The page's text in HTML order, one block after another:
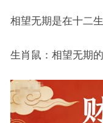
相望无期是在十二
生肖鼠：相望无期